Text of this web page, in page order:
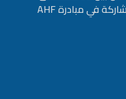
ومؤسسة رعاية صحية من 8 دول مشاركة في مبادرة AHF